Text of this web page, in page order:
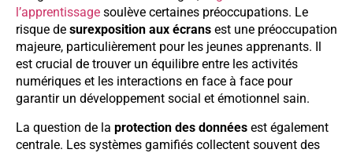
l’apprentissage soulève certaines préoccupations. Le
risque de surexposition aux écrans est une préoccupation
majeure, particulièrement pour les jeunes apprenants. Il
est crucial de trouver un équilibre entre les activités
numériques et les interactions en face à face pour
garantir un développement social et émotionnel sain.
La question de la protection des données est également
centrale. Les systèmes gamifiés collectent souvent des